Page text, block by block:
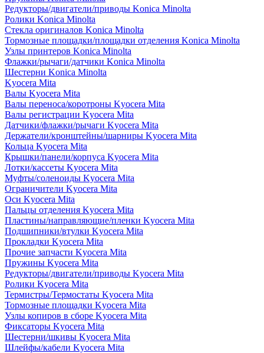
Редукторы/двигатели/приводы Konica Minolta
Ролики Konica Minolta
Стекла оригиналов Konica Minolta
Тормозные площадки/площадки отделения Konica Minolta
Узлы принтеров Konica Minolta
Флажки/рычаги/датчики Konica Minolta
Шестерни Konica Minolta
Kyocera Mita
Валы Kyocera Mita
Валы переноса/коротроны Kyocera Mita
Валы регистрации Kyocera Mita
Датчики/флажки/рычаги Kyocera Mita
Держатели/кронштейны/шарниры Kyocera Mita
Кольца Kyocera Mita
Крышки/панели/корпуса Kyocera Mita
Лотки/кассеты Kyocera Mita
Муфты/соленоиды Kyocera Mita
Ограничители Kyocera Mita
Оси Kyocera Mita
Пальцы отделения Kyocera Mita
Пластины/направляющие/пленки Kyocera Mita
Подшипники/втулки Kyocera Mita
Прокладки Kyocera Mita
Прочие запчасти Kyocera Mita
Пружины Kyocera Mita
Редукторы/двигатели/приводы Kyocera Mita
Ролики Kyocera Mita
Термистры/Термостаты Kyocera Mita
Тормозные площадки Kyocera Mita
Узлы копиров в сборе Kyocera Mita
Фиксаторы Kyocera Mita
Шестерни/шкивы Kyocera Mita
Шлейфы/кабели Kyocera Mita